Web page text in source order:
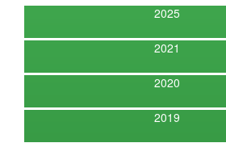
2025
2021
2020
2019